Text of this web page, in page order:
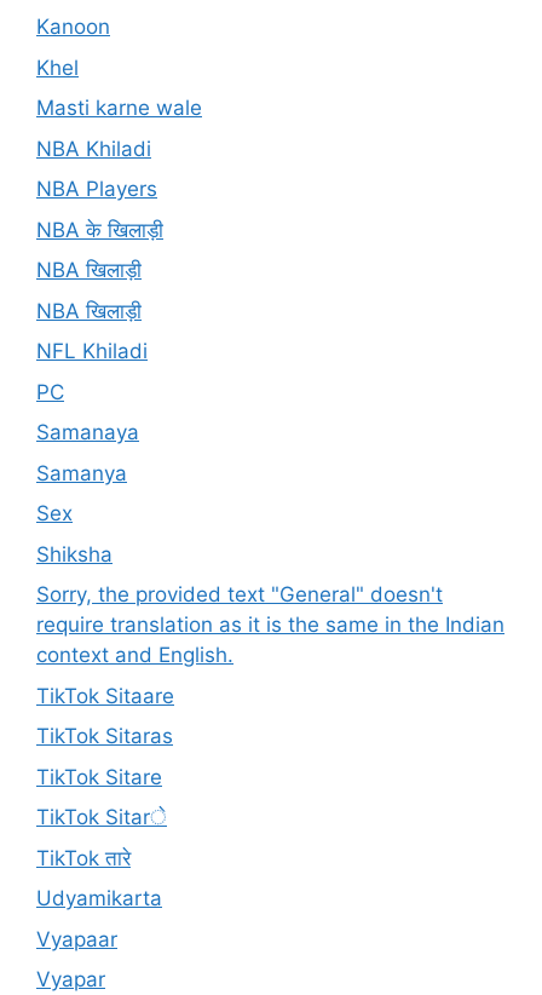
Kanoon
Khel
Masti karne wale
NBA Khiladi
NBA Players
NBA के खिलाड़ी
NBA खिलाड़ी
NBA खिलाड़ी
NFL Khiladi
PC
Samanaya
Samanya
Sex
Shiksha
Sorry, the provided text "General" doesn't
require translation as it is the same in the Indian
context and English.
TikTok Sitaare
TikTok Sitaras
TikTok Sitare
TikTok Sitarे
TikTok तारे
Udyamikarta
Vyapaar
Vyapar